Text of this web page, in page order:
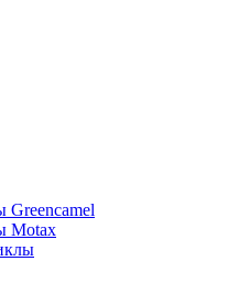
Greencamel
Motax